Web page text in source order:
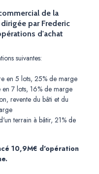
de la
par Frederic
d'achat
suivantes:
en 5 lots, 25% de marge
7 lots, 16% de marge
revente du bâti et du
terrain à bâtir, 21% de
10,9M€ d'opération